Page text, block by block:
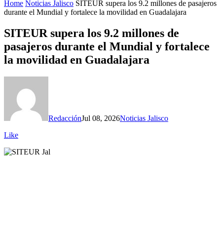
Home Noticias Jalisco SITEUR supera los 9.2 millones de pasajeros
durante el Mundial y fortalece la movilidad en Guadalajara
SITEUR supera los 9.2 millones de
pasajeros durante el Mundial y fortalece
la movilidad en Guadalajara
RedacciónJul 08, 2026Noticias Jalisco
Like